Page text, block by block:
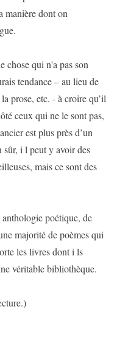
manière dont on
chose qui n'a pas son
tendance – au lieu de
prose, etc. - à croire qu’il
ceux qui ne le sont pas,
est plus près d’un
sûr, i l peut y avoir des
mais ce sont des
poétique, de
majorité de poèmes qui
les livres dont i ls
véritable bibliothèque.